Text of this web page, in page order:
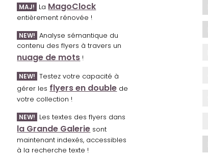
MAJ! La MagoClock
entièrement rénovée !
NEW! Analyse sémantique du
contenu des flyers à travers un
nuage de mots !
NEW! Testez votre capacité à
gérer les flyers en double de
votre collection !
NEW! Les textes des flyers dans
la Grande Galerie sont
maintenant indexés, accessibles
à la recherche texte !